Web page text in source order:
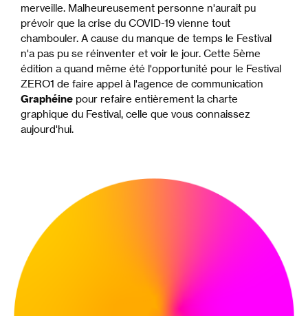
merveille. Malheureusement personne n'aurait pu
prévoir que la crise du COVID-19 vienne tout
chambouler. A cause du manque de temps le Festival
n'a pas pu se réinventer et voir le jour. Cette 5ème
édition a quand même été l'opportunité pour le Festival
ZERO1 de faire appel à l'agence de communication
Graphéine pour refaire entièrement la charte
graphique du Festival, celle que vous connaissez
aujourd'hui.